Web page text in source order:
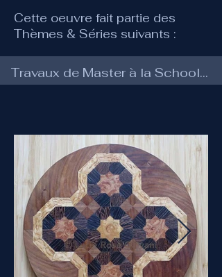
Cette oeuvre fait partie des
Thèmes & Séries suivants :
Travaux de Master à la School of Traditional Arts